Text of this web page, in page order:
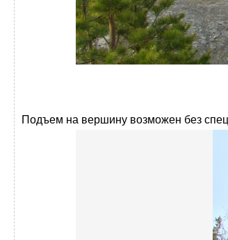
Подъем на вершину возможен без